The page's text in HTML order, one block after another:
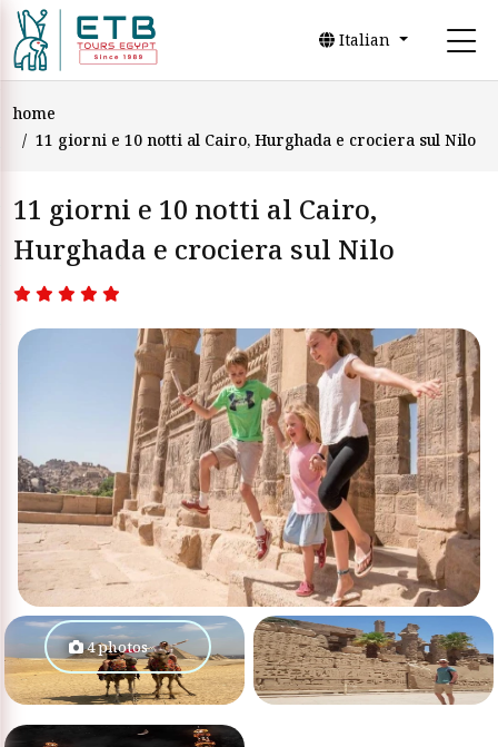
Italian
home
11 giorni e 10 notti al Cairo, Hurghada e crociera sul Nilo
11 giorni e 10 notti al Cairo,
Hurghada e crociera sul Nilo
4 photos